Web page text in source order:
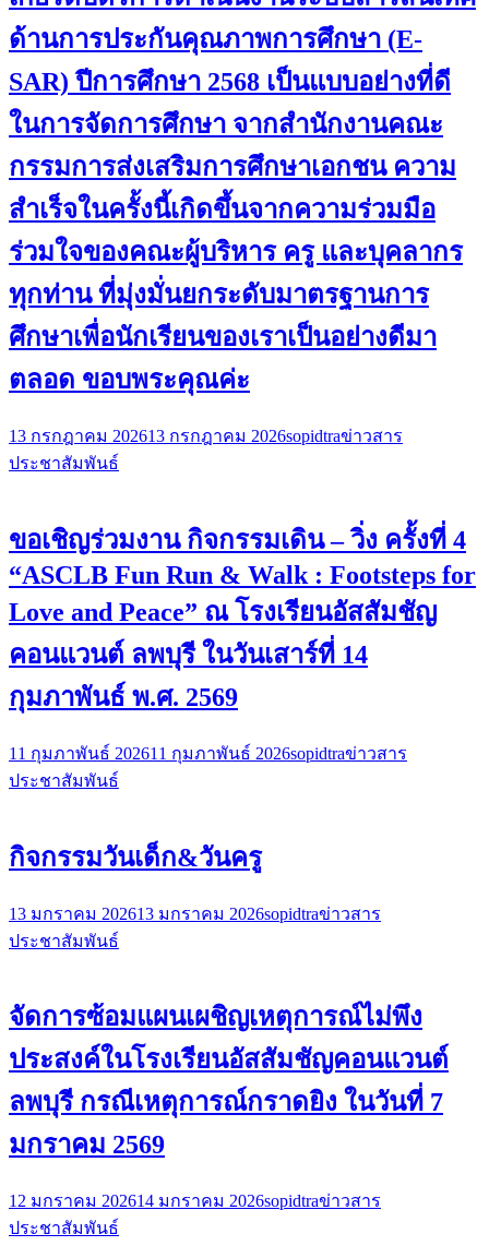
ด้านการประกันคุณภาพการศึกษา (E-
SAR) ปีการศึกษา 2568 เป็นแบบอย่างที่ดี
ในการจัดการศึกษา จากสำนักงานคณะ
กรรมการส่งเสริมการศึกษาเอกชน ความ
สำเร็จในครั้งนี้เกิดขึ้นจากความร่วมมือ
ร่วมใจของคณะผู้บริหาร ครู และบุคลากร
ทุกท่าน ที่มุ่งมั่นยกระดับมาตรฐานการ
ศึกษาเพื่อนักเรียนของเราเป็นอย่างดีมา
ตลอด ขอบพระคุณค่ะ
13 กรกฎาคม 202613 กรกฎาคม 2026sopidtraข่าวสาร
ประชาสัมพันธ์
ขอเชิญร่วมงาน กิจกรรมเดิน – วิ่ง ครั้งที่ 4
“ASCLB Fun Run & Walk : Footsteps for
Love and Peace” ณ โรงเรียนอัสสัมชัญ
คอนแวนต์ ลพบุรี ในวันเสาร์ที่ 14
กุมภาพันธ์ พ.ศ. 2569
11 กุมภาพันธ์ 202611 กุมภาพันธ์ 2026sopidtraข่าวสาร
ประชาสัมพันธ์
กิจกรรมวันเด็ก&วันครู
13 มกราคม 202613 มกราคม 2026sopidtraข่าวสาร
ประชาสัมพันธ์
จัดการซ้อมแผนเผชิญเหตุการณ์ไม่พึง
ประสงค์ในโรงเรียนอัสสัมชัญคอนแวนต์
ลพบุรี กรณีเหตุการณ์กราดยิง ในวันที่ 7
มกราคม 2569
12 มกราคม 202614 มกราคม 2026sopidtraข่าวสาร
ประชาสัมพันธ์